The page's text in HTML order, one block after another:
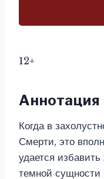
12+
Аннотация
Когда в
Смерти, это
удается
темной сущности